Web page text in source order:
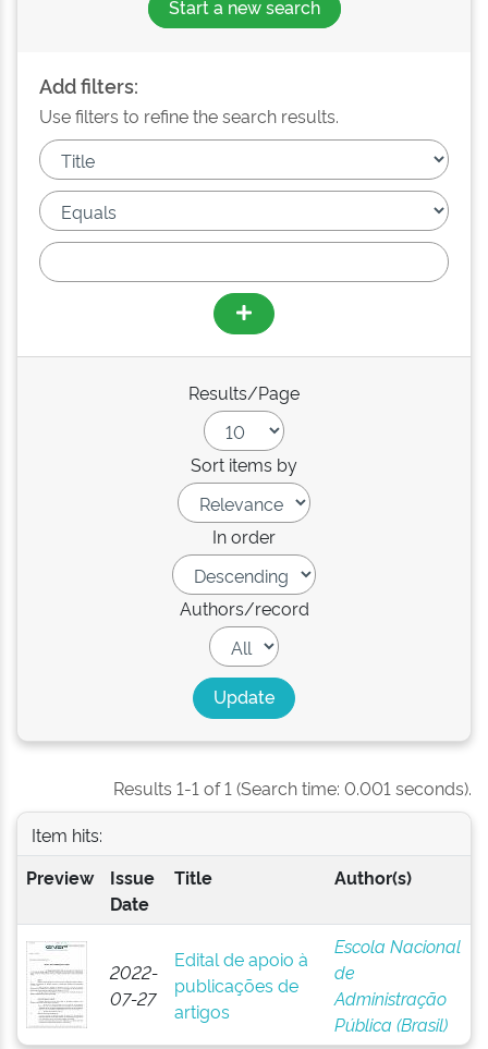
Start a new search
Add filters:
Use filters to refine the search results.
Results/Page
Sort items by
In order
Authors/record
Results 1-1 of 1 (Search time: 0.001 seconds).
Item hits:
Preview
Issue
Date
Title Author(s)
2022-
07-27
Edital de apoio à
publicações de
artigos
Escola Nacional
de
Administração
Pública (Brasil)